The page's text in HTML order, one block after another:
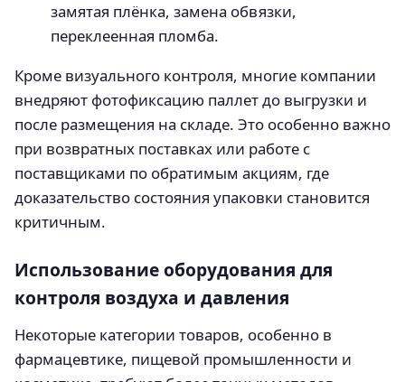
замятая плёнка, замена обвязки,
переклеенная пломба.
Кроме визуального контроля, многие компании
внедряют фотофиксацию паллет до выгрузки и
после размещения на складе. Это особенно важно
при возвратных поставках или работе с
поставщиками по обратимым акциям, где
доказательство состояния упаковки становится
критичным.
Использование оборудования для
контроля воздуха и давления
Некоторые категории товаров, особенно в
фармацевтике, пищевой промышленности и